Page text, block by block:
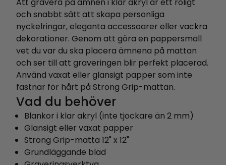
och snabbt sätt att skapa personliga
nyckelringar, eleganta accessoarer eller vackra
dekorationer. Genom att göra en pappersmall
vet du var du ska placera ämnena på mattan
och ser till att graveringen blir perfekt placerad.
Använd vaxat eller glansigt papper som inte
fastnar för hårt på Strong Grip-mattan.
Vad du behöver
Blankor i klar akryl (inte tjockare än 2 mm)
Glansigt eller vaxat papper
Strong Grip-matta 12" x 12"
Grundläggande blad